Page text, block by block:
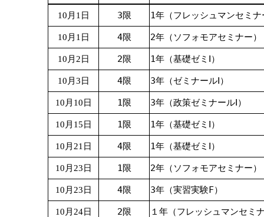
10月1日 3限 1年（フレッシュマンセミナ
10月1日 4限 2年（ソフォモアセミナー）
10月2日 2限 1年（基礎ゼミⅠ）
10月3日 4限 3年（ゼミナールⅠ）
10月10日 1限 3年（政策ゼミナールⅠ）
10月15日 1限 1年（基礎ゼミⅠ）
10月21日 4限 1年（基礎ゼミⅠ）
10月23日 1限 2年（ソフォモアセミナー）
10月23日 4限 3年（実習実験F）
10月24日 2限 １年（フレッシュマンセミ